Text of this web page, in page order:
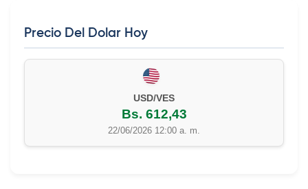
Precio Del Dolar Hoy
USD/VES
Bs. 612,43
22/06/2026 12:00 a. m.